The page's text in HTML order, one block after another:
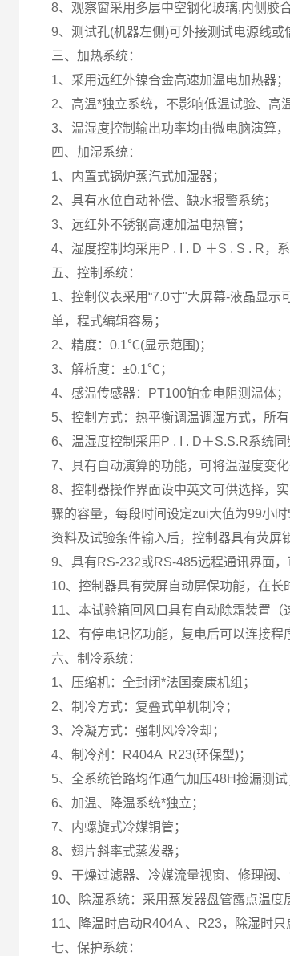
8、观察窗采用多层中空钢化玻璃,内侧胶
9、测试孔(机器左侧)可外接测试电源线
三、加热系统：
1、采用远红外镍合金高速加温电加热器；
2、高温*独立系统，不影响低温试验、高
3、温湿度控制输出功率均由微电脑演算
四、加湿系统：
1、内置式锅炉蒸汽式加湿器；
2、具有水位自动补偿、缺水报警系统；
3、远红外不锈钢高速加温电热管；
4、湿度控制均采用P . I . D ＋S . S . R，
五、控制系统：
1、控制仪表采用“7.0寸"大屏幕-液晶显
单，程式编辑容易；
2、精度：0.1℃(显示范围)；
3、解析度：±0.1℃；
4、感温传感器：PT100铂金电阻测温体；
5、控制方式：热平衡调温调湿方式，所
6、温湿度控制采用P . I . D＋S.S.R系统同
7、具有自动演算的功能，可将温湿度变
8、控制器操作界面设中英文可供选择，
骤的容量，每段时间设定zui大值为99小时
资料及试验条件输入后，控制器具有荧屏
9、具有RS-232或RS-485远程通讯界面
10、控制器具有荧屏自动屏保功能，在长
11、本试验箱回风口具有自动除霜装置（
12、有停电记忆功能，复电后可以连接程
六、制冷系统：
1、压缩机：全封闭*法国泰康机组；
2、制冷方式：复叠式单机制冷；
3、冷凝方式：强制风冷冷却；
4、制冷剂：R404A R23(环保型)；
5、全系统管路均作通气加压48H捡漏测试
6、加温、降温系统*独立；
7、内螺旋式冷媒铜管；
8、翅片斜率式蒸发器；
9、干燥过滤器、冷媒流量视窗、修理阀
10、除湿系统：采用蒸发器盘管露点温度
11、降温时启动R404A 、R23，除湿时只
七、保护系统：